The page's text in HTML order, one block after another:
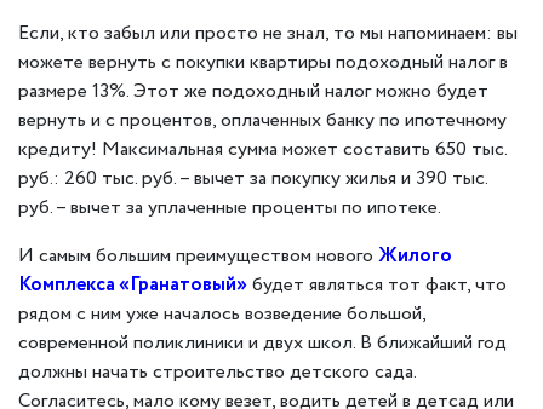
Если, кто забыл или просто не знал, то мы напоминаем: вы
можете вернуть с покупки квартиры подоходный налог в
размере 13%. Этот же подоходный налог можно будет
вернуть и с процентов, оплаченных банку по ипотечному
кредиту! Максимальная сумма может составить 650 тыс.
руб.: 260 тыс. руб. – вычет за покупку жилья и 390 тыс.
руб. – вычет за уплаченные проценты по ипотеке.
И самым большим преимуществом нового Жилого
Комплекса «Гранатовый»будет являться тот факт, что
рядом с ним уже началось возведение большой,
современной поликлиники и двух школ. В ближайший год
должны начать строительство детского сада.
Согласитесь, мало кому везет, водить детей в детсад или